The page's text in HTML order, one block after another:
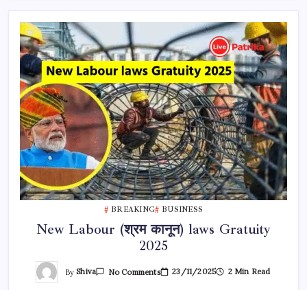
BREAKING BUSINESS
New Labour (श्रम कानून) laws Gratuity
2025
ByShiva No CommentsOn 23/11/2025 2 Min Read